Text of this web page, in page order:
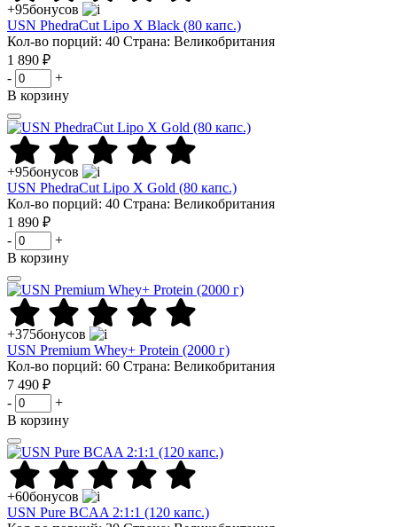
+95бонусов
USN PhedraCut Lipo X Black (80 капс.)
Кол-во порций: 40 Страна: Великобритания
1 890 ₽
-
+
В корзину
+95бонусов
USN PhedraCut Lipo X Gold (80 капс.)
Кол-во порций: 40 Страна: Великобритания
1 890 ₽
-
+
В корзину
+375бонусов
USN Premium Whey+ Protein (2000 г)
Кол-во порций: 60 Страна: Великобритания
7 490 ₽
-
+
В корзину
+60бонусов
USN Pure BCAA 2:1:1 (120 капс.)